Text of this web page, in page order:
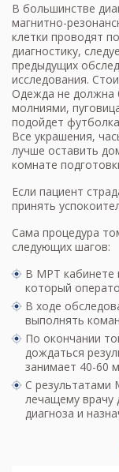
В большинстве
магнитно-
клетки проводят
диагностику,
предыдущих
исследования.
Одежда не должна
молниями,
подойдет
Все украшения,
лучше оставить
комнате
Если пациент
принять
Сама процедура
следующих шагов:
В МРТ кабинете
который
В ходе
выполнять
По окончании
дождаться
занимает 40-60
С результатами
лечащему врачу
диагноза и